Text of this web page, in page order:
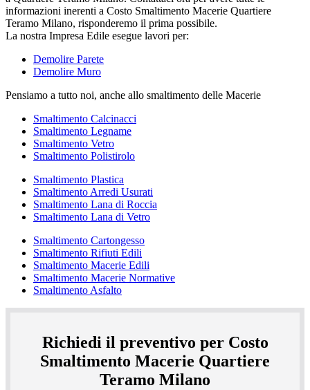
La nostra Impresa Edile esegue lavori per:
Demolire Parete
Demolire Muro
Pensiamo a tutto noi, anche allo smaltimento delle Macerie
Smaltimento Calcinacci
Smaltimento Legname
Smaltimento Vetro
Smaltimento Polistirolo
Smaltimento Plastica
Smaltimento Arredi Usurati
Smaltimento Lana di Roccia
Smaltimento Lana di Vetro
Smaltimento Cartongesso
Smaltimento Rifiuti Edili
Smaltimento Macerie Edili
Smaltimento Macerie Normative
Smaltimento Asfalto
Richiedi il preventivo per Costo
Smaltimento Macerie Quartiere
Teramo Milano